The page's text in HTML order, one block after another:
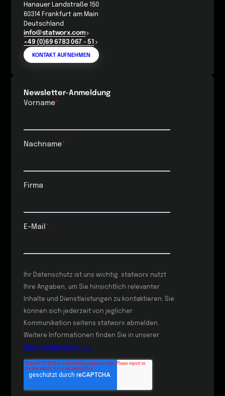
Hanauer Landstraße 150
60314 Frankfurt am Main
Deutschland
info@statworx.com
+49 (0)69 6783 067 - 51
KONTAKT AUFNEHMEN
Newsletter-Anmeldung